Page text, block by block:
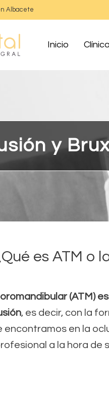
Albacete
Inicio
y
es ATM o
(ATM)
, es decir, con la
encontramos en la
a la hora de